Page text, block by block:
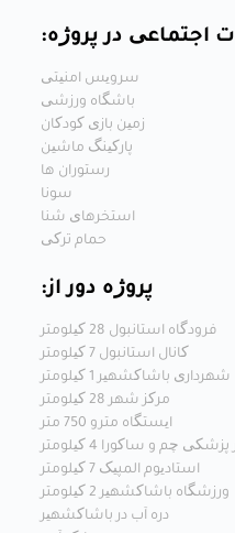
اجتماعی در پروژه:
سرویس امنیتی
باشگاه ورزشی
زمین بازی کودکان
پارکینگ ماشین
رستوران ها
سونا
استخرهای شنا
حمام ترکی
پروژه دور از:
فرودگاه استانبول 28 کیلومتر
کانال استانبول 7 کیلومتر
شهرداری باشاکشهیر 1 کیلومتر
مرکز شهر 28 کیلومتر
ایستگاه مترو 750 متر
چم و ساکورا 4 کیلومتر
استادیوم المپیک 7 کیلومتر
ورزشگاه باشاکشهیر 2 کیلومتر
دره آب در باشاکشهیر